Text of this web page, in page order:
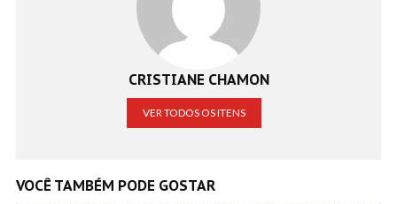
CRISTIANE CHAMON
VER TODOS OS ITENS
VOCÊ TAMBÉM PODE GOSTAR